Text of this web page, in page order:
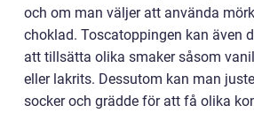
och om man väljer att använda
choklad. Toscatoppingen kan även
att tillsätta olika smaker såsom
eller lakrits. Dessutom kan man
socker och grädde för att få olika